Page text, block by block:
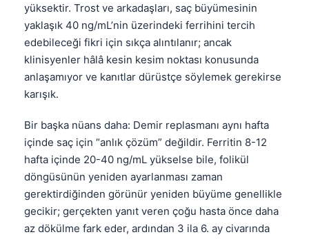
yüksektir. Trost ve arkadaşları, saç büyümesinin
yaklaşık 40 ng/mL’nin üzerindeki ferrihini tercih
edebileceği fikri için sıkça alıntılanır; ancak
klinisyenler hâlâ kesin kesim noktası konusunda
anlaşamıyor ve kanıtlar dürüstçe söylemek gerekirse
karışık.
Bir başka nüans daha: Demir replasmanı aynı hafta
içinde saç için “anlık çözüm” değildir. Ferritin 8-12
hafta içinde 20-40 ng/mL yükselse bile, folikül
döngüsünün yeniden ayarlanması zaman
gerektirdiğinden görünür yeniden büyüme genellikle
gecikir; gerçekten yanıt veren çoğu hasta önce daha
az dökülme fark eder, ardından 3 ila 6. ay civarında